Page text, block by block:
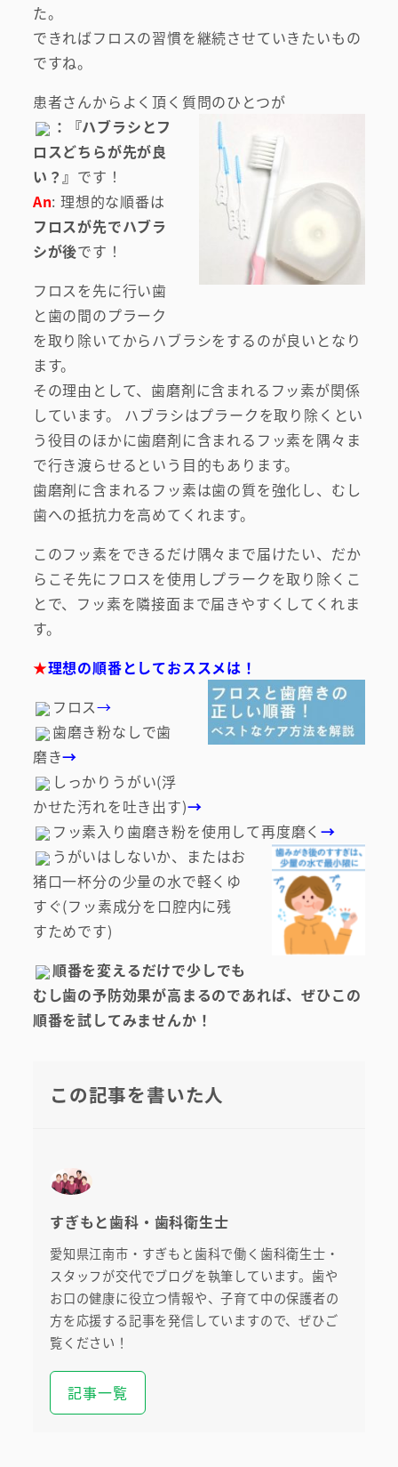
た。
できればフロスの習慣を継続させていきたいもの
ですね。
患者さんからよく頂く質問のひとつが
：『ハブラシとフ
ロスどちらが先が良
い ？』 です！
An: 理想的な順番は
フロスが先でハブラ
シが後です！
フロスを先に行い歯
と歯の間のプラーク
を取り除いてからハブラシをするのが良いとなり
ます。
その理由として、歯磨剤に含まれるフッ素が関係
しています。 ハブラシはプラークを取り除くとい
う役目のほかに歯磨剤に含まれるフッ素を隅々ま
で行き渡らせるという目的もあります。
歯磨剤に含まれるフッ素は歯の質を強化し、むし
歯への抵抗力を高めてくれます。
このフッ素をできるだけ隅々まで届けたい、だか
らこそ先にフロスを使用しプラークを取り除くこ
とで、フッ素を隣接面まで届きやすくしてくれま
す。
★理想の順番としておススメは！
フロス→
歯磨き粉なしで歯
磨き→
しっかりうがい(浮
かせた汚れを吐き出す)→
フッ素入り歯磨き粉を使用して再度磨く→
うがいはしないか、またはお
猪口一杯分の少量の水で軽くゆ
すぐ(フッ素成分を口腔内に残
すためです)
順番を変えるだけで少しでも
むし歯の予防効果が高まるのであれば、ぜひこの
順番を試してみませんか！
この記事を書いた人
すぎもと歯科・歯科衛生士
愛知県江南市・すぎもと歯科で働く歯科衛生士・
スタッフが交代でブログを執筆しています。歯や
お口の健康に役立つ情報や、子育て中の保護者の
方を応援する記事を発信していますので、ぜひご
覧ください！
記事一覧